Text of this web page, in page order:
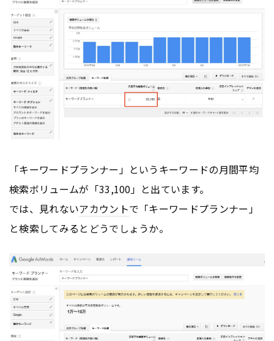
「キーワードプランナー」というキーワードの月間平均
検索ボリュームが「33,100」と出ています。
では、見れないアカウントで「キーワードプランナー」
と検索してみるとどうでしょうか。